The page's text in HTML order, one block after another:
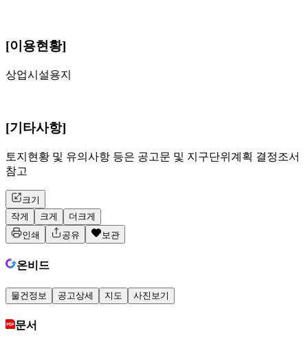
[이용현황]
상업시설용지
[기타사항]
토지현황 및 유의사항 등은 공고문 및 지구단위계획 결정조서
참고
크기
작게
크게
더크게
인쇄
공유 보관
온비드
물건정보 공고상세 지도 사진보기
문서